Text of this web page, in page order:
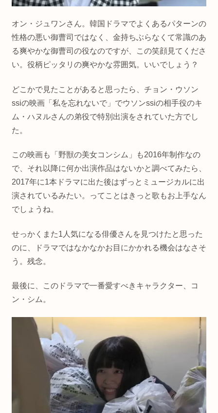
オン・ジュワンさん。韓国ドラマでよくあるパターンの
性格の悪い御曹司ではなく、金持ちぶらなくて常識のあ
る爽やかな御曹司の役なのですが、この笑顔見てくださ
い。役柄ピッタリの爽やかな雰囲気。いいでしょう？
どこかで見たことがあると思ったら、チョン・ウソン
ssiの映画「私を忘れないで」でウソンssiの相手役のキ
ム・ハヌルさんの弟役で特別出演をされていた方でし
た。
この映画も「野獣の美女コンシム」も2016年制作なの
で、それ以降に何か出演作品はないかと調べてみたら、
2017年に1本ドラマに出た後はずっとミュージカルに出
演されているみたい。ってことはきっと歌もお上手なん
でしょうね。
せっかくまた1人気になる俳優さんを見つけたと思った
のに、ドラマではなかなかお目にかかれる機会はなさそ
う。残念。
最後に、このドラマで一番愛すべきキャラクター、コ
ン・シム。